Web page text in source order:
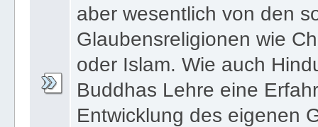
aber wesentlich von den
Glaubensreligionen wie
oder Islam. Wie auch
Buddhas Lehre eine
Entwicklung des eigenen